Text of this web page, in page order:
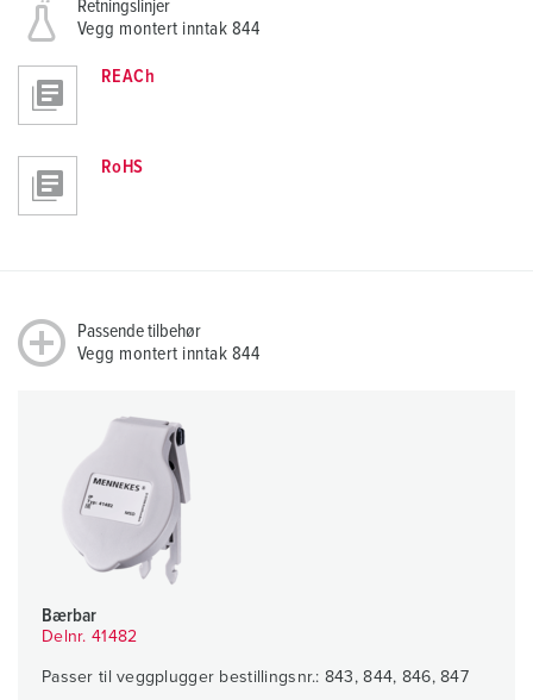
Retningslinjer
Vegg montert inntak 844
REACh
RoHS
Passende tilbehør
Vegg montert inntak 844
Bærbar
Delnr. 41482
Passer til veggplugger bestillingsnr.: 843, 844, 846, 847